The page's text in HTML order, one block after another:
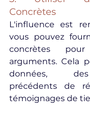
Concrètes
L'influence est
vous pouvez
concrètes
arguments. Cela
données,
précédents de
témoignages de